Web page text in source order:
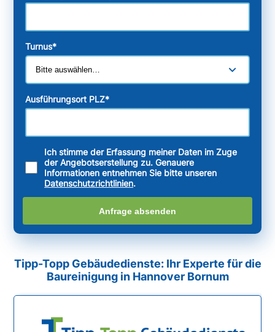
Turnus*
Ausführungsort PLZ*
Ich stimme der Erfassung meiner Daten im Zuge
der Angebotserstellung zu. Genauere
Informationen entnehmen Sie bitte unseren
Datenschutzrichtlinien.
Anfrage absenden
Tipp-Topp Gebäudedienste: Ihr Experte für die
Baureinigung in Hannover Bornum